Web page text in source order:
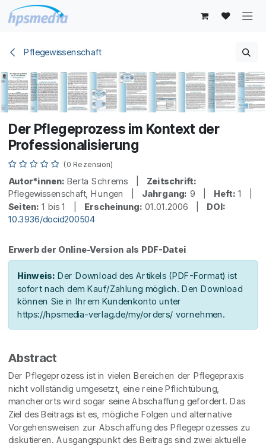
Zum Inhalt springen
Pflegewissenschaft
Der Pflegeprozess im Kontext der
Professionalisierung
(0 Rezension)
Autor*innen: Berta Schrems | Zeitschrift:
Pflegewissenschaft, Hungen | Jahrgang: 9 | Heft: 1 |
Seiten: 1 bis 1 | Erscheinung: 01.01.2006 | DOI:
10.3936/docid200504
Erwerb der Online-Version als PDF-Datei
Hinweis: Der Download des Artikels (PDF-Format) ist
sofort nach dem Kauf/Zahlung möglich. Den Download
können Sie in Ihrem Kundenkonto unter
https://hpsmedia-verlag.de/my/orders/ vornehmen.
Abstract
Der Pflegeprozess ist in vielen Bereichen der Pflegepraxis
nicht vollständig umgesetzt, eine reine Pflichtübung,
mancherorts wird sogar seine Abschaffung gefordert. Das
Ziel des Beitrags ist es, mögliche Folgen und alternative
Vorgehensweisen zur Abschaffung des Pflegeprozesses zu
diskutieren. Ausgangspunkt des Beitrags sind zwei aktuelle